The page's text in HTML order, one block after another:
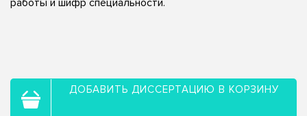
ДОБАВИТЬ ДИССЕРТАЦИЮ В КОРЗИНУ